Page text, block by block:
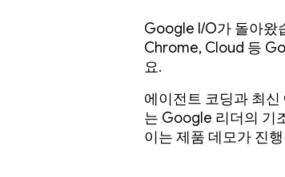
Google I/O가 돌아왔
Chrome, Cloud 등
요.
에이전트 코딩과 최
는 Google 리더의 기
이는 제품 데모가 진